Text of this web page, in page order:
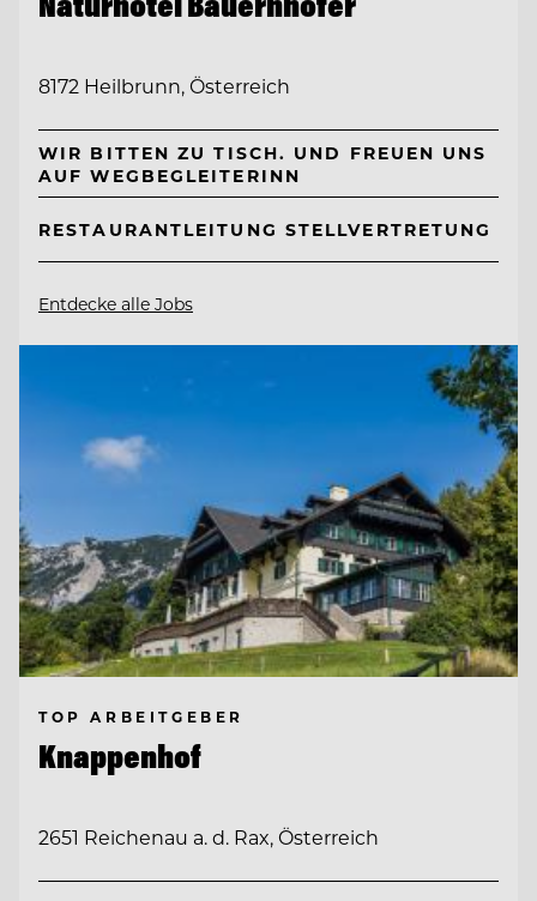
8172 Heilbrunn, Österreich
WIR BITTEN ZU TISCH. UND FREUEN UNS
AUF WEGBEGLEITERINN
RESTAURANTLEITUNG STELLVERTRETUNG
Entdecke alle Jobs
TOP ARBEITGEBER
Knappenhof
2651 Reichenau a. d. Rax, Österreich